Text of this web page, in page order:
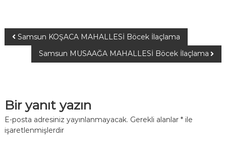
Samsun KOŞACA MAHALLESİ Böcek İlaçlama
Samsun MUSAAĞA MAHALLESİ Böcek İlaçlama
Bir yanıt yazın
E-posta adresiniz yayınlanmayacak. Gerekli alanlar *ile
işaretlenmişlerdir